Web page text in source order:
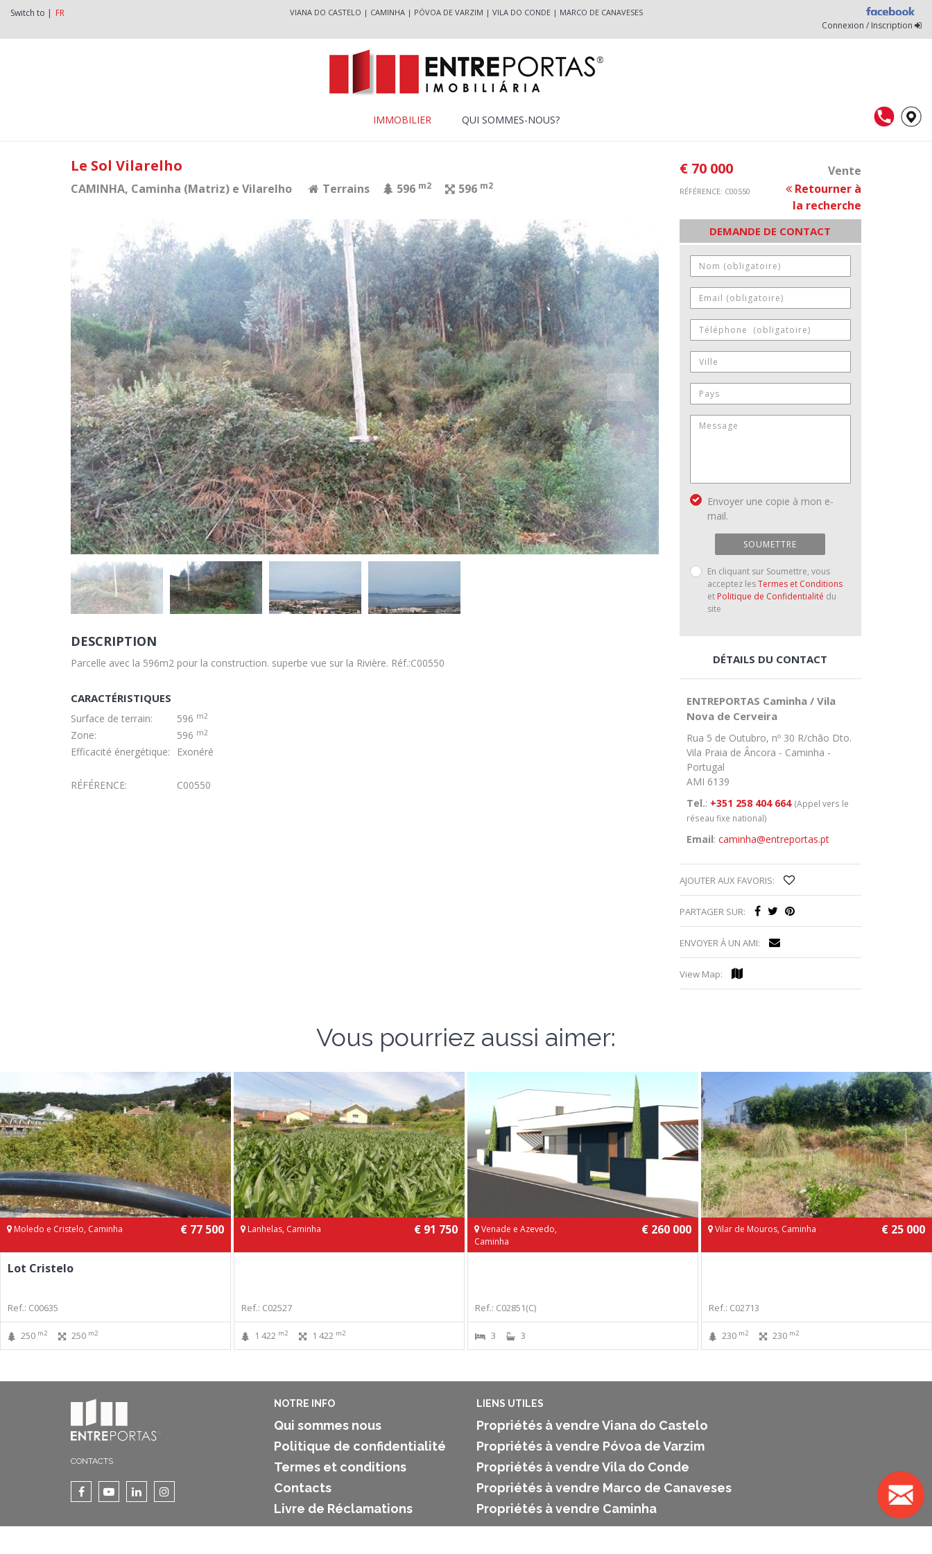
Switch to | FR VIANA DO CASTELO | CAMINHA| PÓVOA DE VARZIM | VILA DO CONDE| MARCO DE CANAVESES
Connexion / Inscription
IMMOBILIER QUI SOMMES-NOUS?
Le Sol Vilarelho
CAMINHA, Caminha (Matriz) e Vilarelho Terrains 596 m2 596 m2
€ 70 000 Vente
RÉFÉRENCE: C00550
Retourner à
la recherche
DESCRIPTION
Parcelle avec la 596m2 pour la construction. superbe vue sur la Rivière. Réf.:C00550
CARACTÉRISTIQUES
Surface de terrain: 596 m2
Zone: 596 m2
Efficacité énergétique: Exonéré
RÉFÉRENCE: C00550
DEMANDE DE CONTACT
Envoyer une copie à mon e-
mail.
SOUMETTRE
En cliquant sur Soumettre, vous
acceptez lesTermes et Conditions
et Politique de Confidentialité du
site
DÉTAILS DU CONTACT
ENTREPORTAS Caminha / Vila
Nova de Cerveira
Rua 5 de Outubro, nº 30 R/chão Dto.
Vila Praia de Âncora - Caminha -
Portugal
AMI 6139
Tel.: +351 258 404 664 (Appel vers le
réseau fixe national)
Email: caminha@entreportas.pt
AJOUTER AUX FAVORIS:
PARTAGER SUR:
ENVOYER À UN AMI:
View Map:
Vous pourriez aussi aimer:
Moledo e Cristelo, Caminha € 77 500
Lot Cristelo
Ref.: C00635
250 m2 250 m2
Lanhelas, Caminha € 91 750
Ref.: C02527
1 422 m2 1 422 m2
Venade e Azevedo,
Caminha
€ 260 000
Ref.: C02851(C)
3 3
Vilar de Mouros, Caminha € 25 000
Ref.: C02713
230 m2 230 m2
CONTACTS
NOTRE INFO
Qui sommes nous
Politique de confidentialité
Termes et conditions
Contacts
Livre de Réclamations
LIENS UTILES
Propriétés à vendre Viana do Castelo
Propriétés à vendre Póvoa de Varzim
Propriétés à vendre Vila do Conde
Propriétés à vendre Marco de Canaveses
Propriétés à vendre Caminha